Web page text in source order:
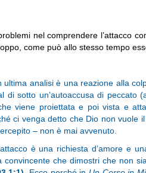
nel comprendere l’attacco
come può allo stesso tempo
ultima analisi è una reazione alla
di sotto un’autoaccusa di peccato
viene proiettata e poi vista e
ci venga detto che Dio non vuole
– non è mai avvenuto.
è una richiesta d’amore e
convincente che dimostri che non